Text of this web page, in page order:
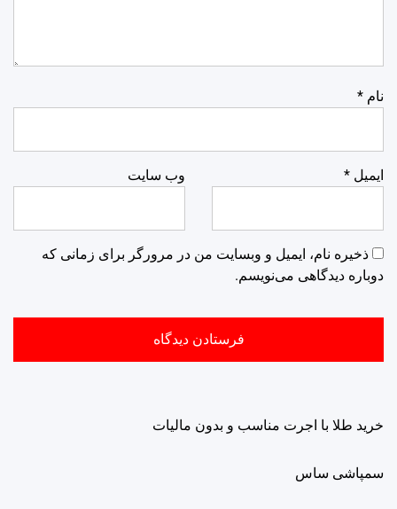
نام *
ایمیل * وب‌ سایت
ذخیره نام، ایمیل و وبسایت من در مرورگر برای زمانی که
دوباره دیدگاهی می‌نویسم.
خرید طلا با اجرت مناسب و بدون مالیات
سمپاشی ساس